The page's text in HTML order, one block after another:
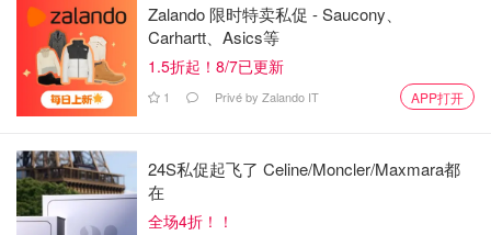
图片来源于@deliveroo.it，版权属于原作者
Zalando 限时特卖私促 - Saucony、
Carhartt、Asics等
1.5折起！8/7已更新
1 Privé by Zalando IT APP打开
24S私促起飞了 Celine/Moncler/Maxmara都
在
全场4折！！